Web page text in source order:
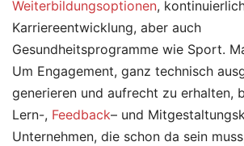
Weiterbildungsoptionen,
Karriereentwicklung, aber auch
Gesundheitsprogramme wie Sport.
Um Engagement, ganz technisch
generieren und aufrecht zu erhalten,
Lern-, Feedback– und
Unternehmen, die schon da sein